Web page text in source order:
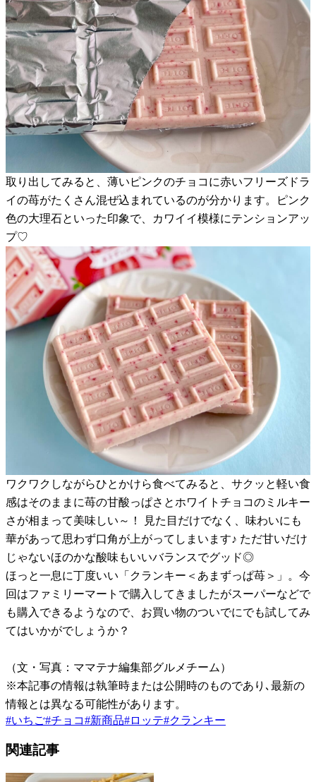
取り出してみると、薄いピンクのチョコに赤いフリーズドラ
イの苺がたくさん混ぜ込まれているのが分かります。ピンク
色の大理石といった印象で、カワイイ模様にテンションアッ
プ♡
ワクワクしながらひとかけら食べてみると、サクッと軽い食
感はそのままに苺の甘酸っぱさとホワイトチョコのミルキー
さが相まって美味しい～！ 見た目だけでなく、味わいにも
華があって思わず口角が上がってしまいます♪ ただ甘いだけ
じゃないほのかな酸味もいいバランスでグッド◎
ほっと一息に丁度いい「クランキー＜あまずっぱ苺＞」。今
回はファミリーマートで購入してきましたがスーパーなどで
も購入できるようなので、お買い物のついでにでも試してみ
てはいかがでしょうか？
（文・写真：ママテナ編集部グルメチーム）
※本記事の情報は執筆時または公開時のものであり､最新の
情報とは異なる可能性があります。
#いちご#チョコ#新商品#ロッテ#クランキー
関連記事